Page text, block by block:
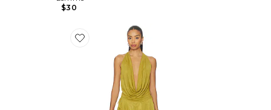
$30
Favorite ROBE KATSIA